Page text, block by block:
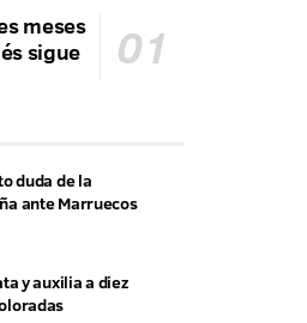
meses
sigue
duda de la
ante Marruecos
y auxilia a diez